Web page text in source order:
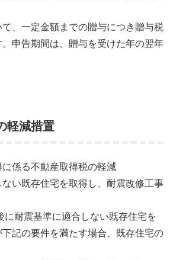
、一定金額までの贈与につき贈与税
申告期間は、贈与を受けた年の翌年
軽減措置
係る不動産取得税の軽減
ない既存住宅を取得し、耐震改修工事
に耐震基準に適合しない既存住宅を
記の要件を満たす場合、既存住宅の